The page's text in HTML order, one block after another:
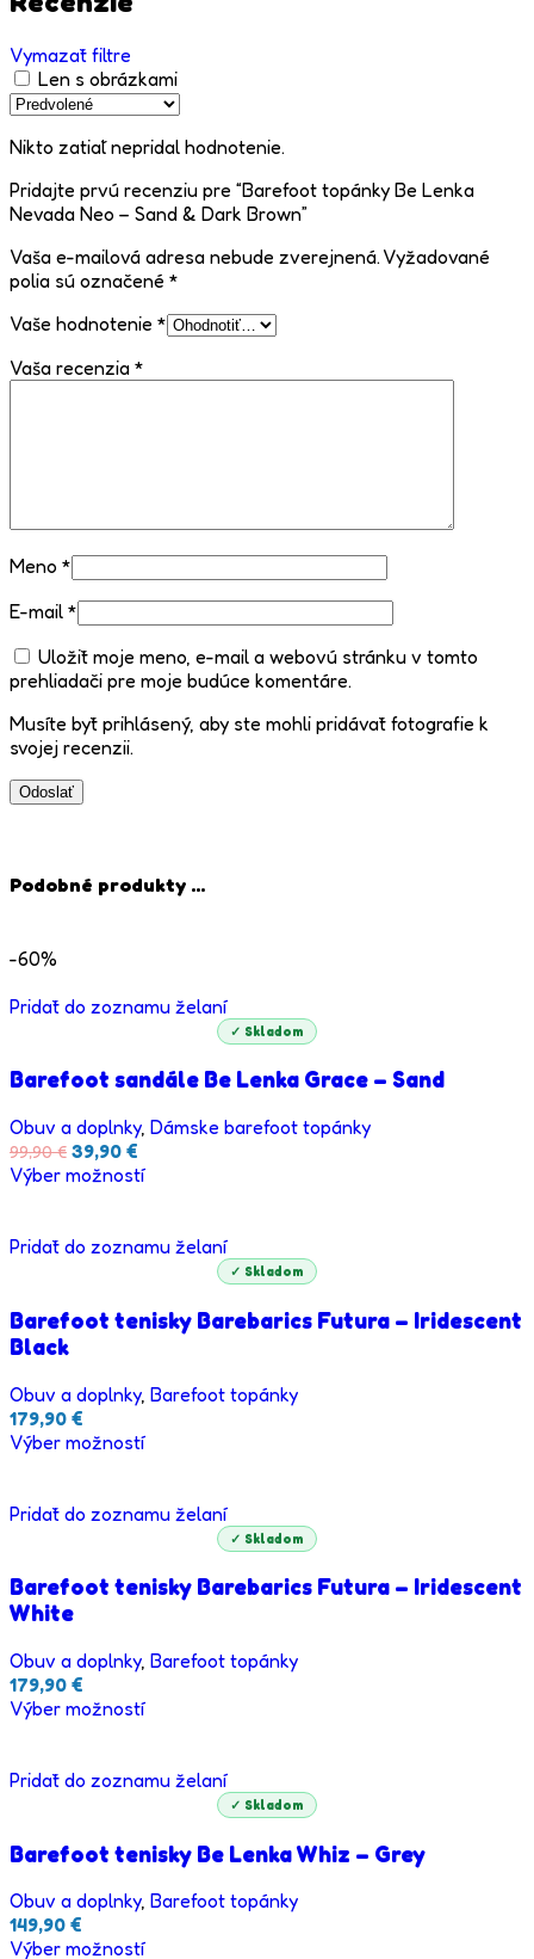
Vymazať filtre
Len s obrázkami
Nikto zatiaľ nepridal hodnotenie.
Pridajte prvú recenziu pre “Barefoot topánky Be Lenka
Nevada Neo – Sand & Dark Brown”
Vaša e-mailová adresa nebude zverejnená. Vyžadované
polia sú označené *
Vaše hodnotenie *
Vaša recenzia *
Meno *
E-mail *
Uložiť moje meno, e-mail a webovú stránku v tomto
prehliadači pre moje budúce komentáre.
Musíte byť prihlásený, aby ste mohli pridávať fotografie k
svojej recenzii.
Podobné produkty ...
-60%
Pridať do zoznamu želaní
✓ Skladom
Barefoot sandále Be Lenka Grace – Sand
Obuv a doplnky, Dámske barefoot topánky
99,90€ 39,90 €
Výber možností
Pridať do zoznamu želaní
✓ Skladom
Barefoot tenisky Barebarics Futura – Iridescent
Black
Obuv a doplnky, Barefoot topánky
179,90 €
Výber možností
Pridať do zoznamu želaní
✓ Skladom
Barefoot tenisky Barebarics Futura – Iridescent
White
Obuv a doplnky, Barefoot topánky
179,90 €
Výber možností
Pridať do zoznamu želaní
✓ Skladom
Barefoot tenisky Be Lenka Whiz – Grey
Obuv a doplnky, Barefoot topánky
149,90 €
Výber možností